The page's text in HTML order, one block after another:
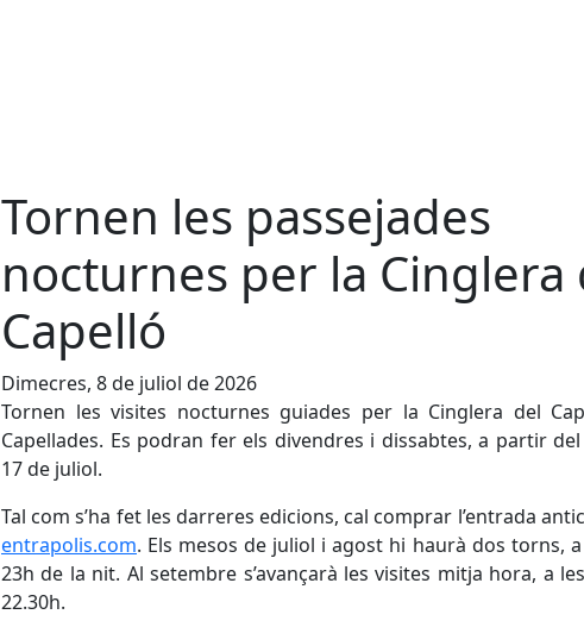
Tornen les passejades
nocturnes per la Cinglera
Capelló
Dimecres, 8 de juliol de 2026
Tornen les visites nocturnes guiades per la Cinglera del
Capellades. Es podran fer els divendres i dissabtes, a partir
17 de juliol.
Tal com s’ha fet les darreres edicions, cal comprar l’entrada
entrapolis.com. Els mesos de juliol i agost hi haurà dos torns,
23h de la nit. Al setembre s’avançarà les visites mitja hora, a
22.30h.